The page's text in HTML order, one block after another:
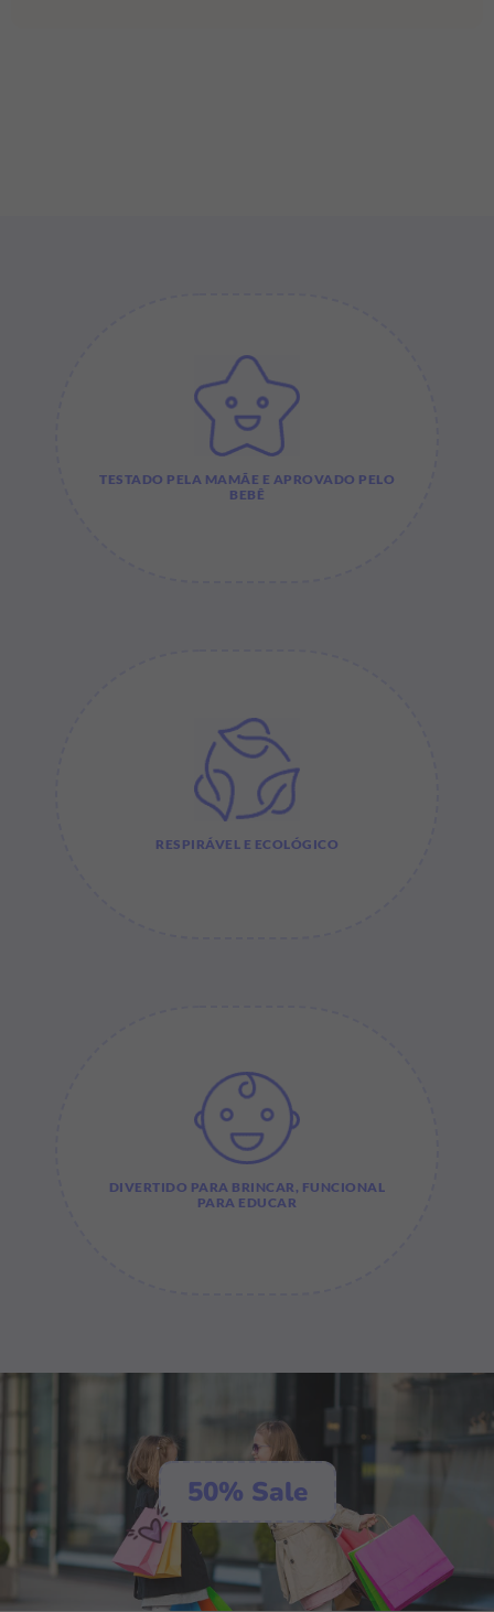
TESTADO PELA MAMÃE E APROVADO PELO
BEBÊ
RESPIRÁVEL E ECOLÓGICO
DIVERTIDO PARA BRINCAR, FUNCIONAL
PARA EDUCAR
50% Sale